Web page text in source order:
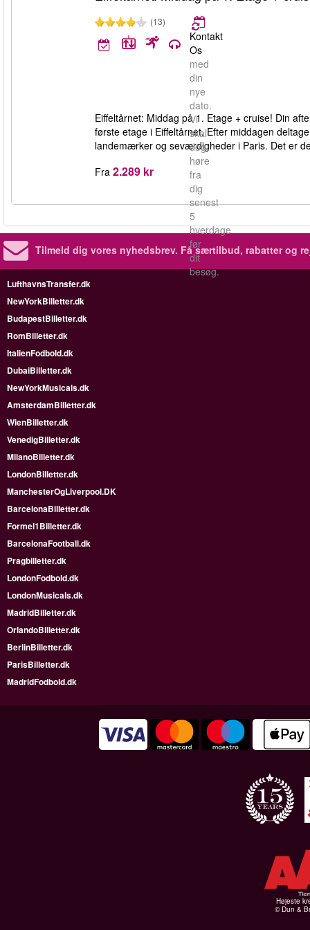
(13)
Kontakt
Os
med
din
nye
dato.
Vi
skal
dog
høre
fra
dig
senest
5
hverdage
før
dit
besøg.
Eiffeltårnet: Middag på 1. Etage + cruise! Din
første etage i Eiffeltårnet. Efter middagen
landemærker og seværdigheder i Paris. Det er
Fra 2.289 kr
Tilmeld dig vores nyhedsbrev. Få særtilbud, rabatter og
LufthavnsTransfer.dk
NewYorkBilletter.dk
BudapestBilletter.dk
RomBilletter.dk
ItalienFodbold.dk
DubaiBilletter.dk
NewYorkMusicals.dk
AmsterdamBilletter.dk
WienBilletter.dk
VenedigBilletter.dk
MilanoBilletter.dk
LondonBilletter.dk
ManchesterOgLiverpool.DK
BarcelonaBilletter.dk
Formel1Billetter.dk
BarcelonaFootball.dk
Pragbilletter.dk
LondonFodbold.dk
LondonMusicals.dk
MadridBilletter.dk
OrlandoBilletter.dk
BerlinBilletter.dk
ParisBilletter.dk
MadridFodbold.dk
Højeste
© Dun &